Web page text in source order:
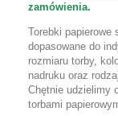
zamówienia.
Torebki papierowe
dopasowane do
rozmiaru torby,
nadruku oraz
Chętnie udzielimy
torbami